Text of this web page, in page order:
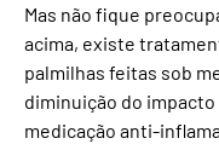
Mas não fique
acima, existe
palmilhas feitas sob
diminuição do
medicação anti-